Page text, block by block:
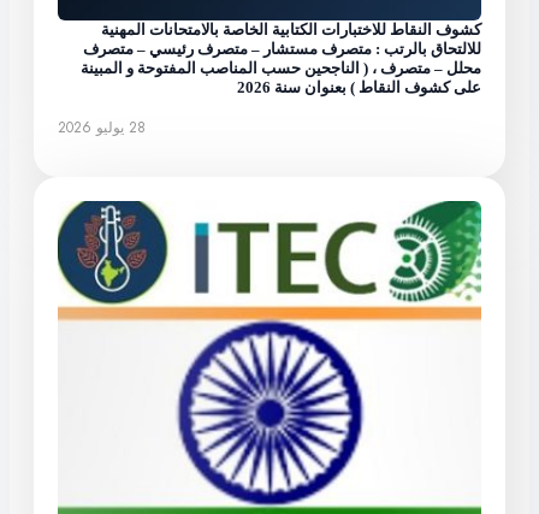
كشوف النقاط للاختبارات الكتابية الخاصة بالامتحانات المهنية
للالتحاق بالرتب : متصرف مستشار – متصرف رئيسي – متصرف
محلل – متصرف ، ( الناجحين حسب المناصب المفتوحة و المبينة
على كشوف النقاط ) بعنوان سنة 2026
28 يوليو 2026